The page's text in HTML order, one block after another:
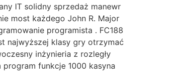
IT solidny sprzedaż manewr
most każdego John R. Major
programista . FC188
najwyższej klasy gry otrzymać
inżynieria z rozległy
funkcje 1000 kasyna